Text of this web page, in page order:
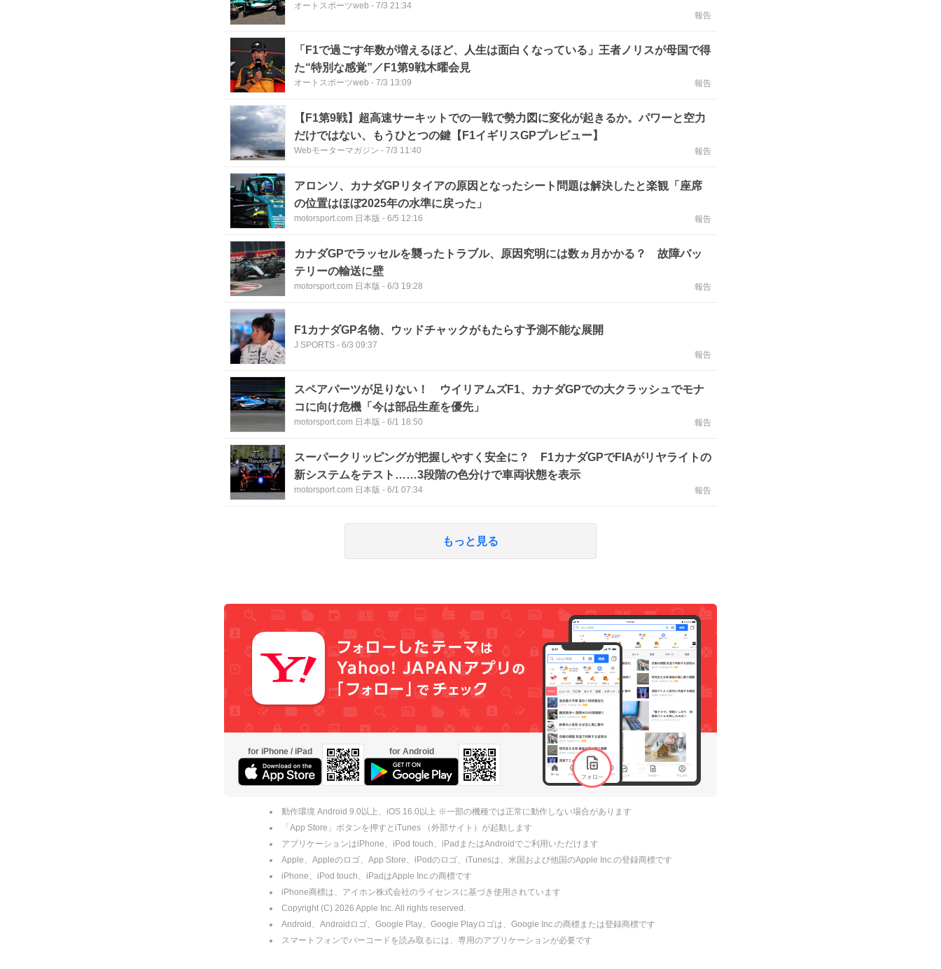
オートスポーツweb - 7/3 21:34
報告
「F1で過ごす年数が増えるほど、人生は面白くなっている」王者ノリスが母国で得
た“特別な感覚”／F1第9戦木曜会見
オートスポーツweb - 7/3 13:09 報告
【F1第9戦】超高速サーキットでの一戦で勢力図に変化が起きるか。パワーと空力
だけではない、もうひとつの鍵【F1イギリスGPプレビュー】
Webモーターマガジン - 7/3 11:40 報告
アロンソ、カナダGPリタイアの原因となったシート問題は解決したと楽観「座席
の位置はほぼ2025年の水準に戻った」
motorsport.com 日本版 - 6/5 12:16 報告
カナダGPでラッセルを襲ったトラブル、原因究明には数ヵ月かかる？ 故障バッ
テリーの輸送に壁
motorsport.com 日本版 - 6/3 19:28 報告
F1カナダGP名物、ウッドチャックがもたらす予測不能な展開
J SPORTS - 6/3 09:37
報告
スペアパーツが足りない！ ウイリアムズF1、カナダGPでの大クラッシュでモナ
コに向け危機「今は部品生産を優先」
motorsport.com 日本版 - 6/1 18:50 報告
スーパークリッピングが把握しやすく安全に？ F1カナダGPでFIAがリヤライトの
新システムをテスト……3段階の色分けで車両状態を表示
motorsport.com 日本版 - 6/1 07:34 報告
もっと見る
for iPhone / iPad for Android
動作環境 Android 9.0以上、iOS 16.0以上 ※一部の機種では正常に動作しない場合があります
「App Store」ボタンを押すとiTunes （外部サイト）が起動します
アプリケーションはiPhone、iPod touch、iPadまたはAndroidでご利用いただけます
Apple、Appleのロゴ、App Store、iPodのロゴ、iTunesは、米国および他国のApple Inc.の登録商標です
iPhone、iPod touch、iPadはApple Inc.の商標です
iPhone商標は、アイホン株式会社のライセンスに基づき使用されています
Copyright (C) 2026 Apple Inc. All rights reserved.
Android、Androidロゴ、Google Play、Google Playロゴは、Google Inc.の商標または登録商標です
スマートフォンでバーコードを読み取るには、専用のアプリケーションが必要です